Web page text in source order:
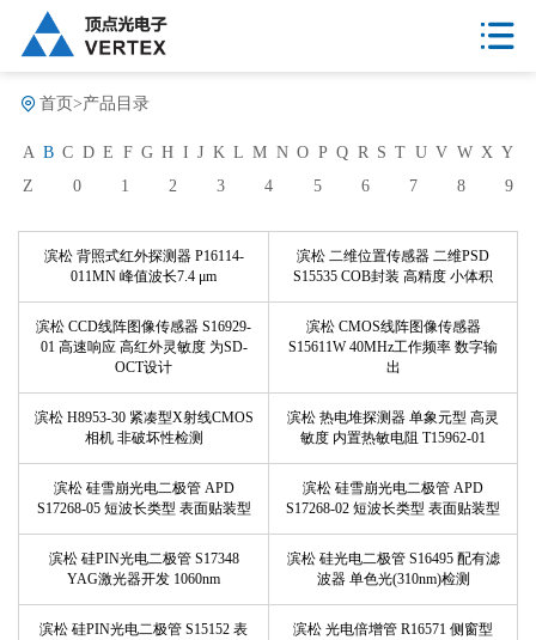
首页 >产品目录
A B C D E F G H I J K L M N O P Q R S T U V W X Y
Z
0 1 2 3 4 5 6 7 8 9
滨松 背照式红外探测器 P16114-
011MN 峰值波长7.4 μm
滨松 二维位置传感器 二维PSD
S15535 COB封装 高精度 小体积
滨松 CCD线阵图像传感器 S16929-
01 高速响应 高红外灵敏度 为SD-
OCT设计
滨松 CMOS线阵图像传感器
S15611W 40MHz工作频率 数字输
出
滨松 H8953-30 紧凑型X射线CMOS
相机 非破坏性检测
滨松 热电堆探测器 单象元型 高灵
敏度 内置热敏电阻 T15962-01
滨松 硅雪崩光电二极管 APD
S17268-05 短波长类型 表面贴装型
滨松 硅雪崩光电二极管 APD
S17268-02 短波长类型 表面贴装型
滨松 硅PIN光电二极管 S17348
YAG激光器开发 1060nm
滨松 硅光电二极管 S16495 配有滤
波器 单色光(310nm)检测
滨松 硅PIN光电二极管 S15152 表
滨松 光电倍增管 R16571 侧窗型